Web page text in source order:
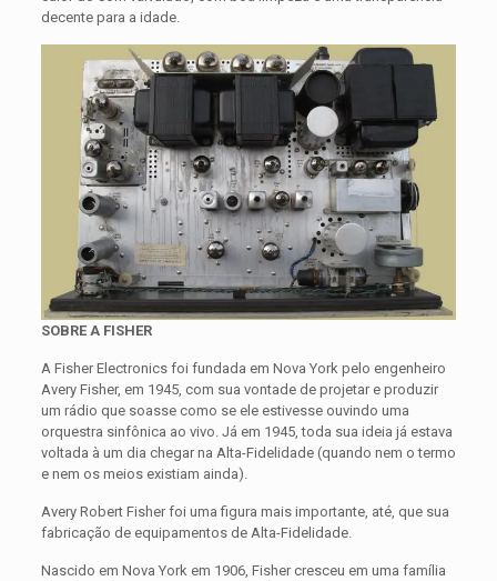
decente para a idade.
SOBRE A FISHER
A Fisher Electronics foi fundada em Nova York pelo engenheiro
Avery Fisher, em 1945, com sua vontade de projetar e produzir
um rádio que soasse como se ele estivesse ouvindo uma
orquestra sinfônica ao vivo. Já em 1945, toda sua ideia já estava
voltada à um dia chegar na Alta-Fidelidade (quando nem o termo
e nem os meios existiam ainda).
Avery Robert Fisher foi uma figura mais importante, até, que sua
fabricação de equipamentos de Alta-Fidelidade.
Nascido em Nova York em 1906, Fisher cresceu em uma família